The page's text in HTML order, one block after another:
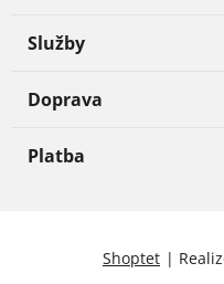
Služby
Doprava
Platba
Shoptet |